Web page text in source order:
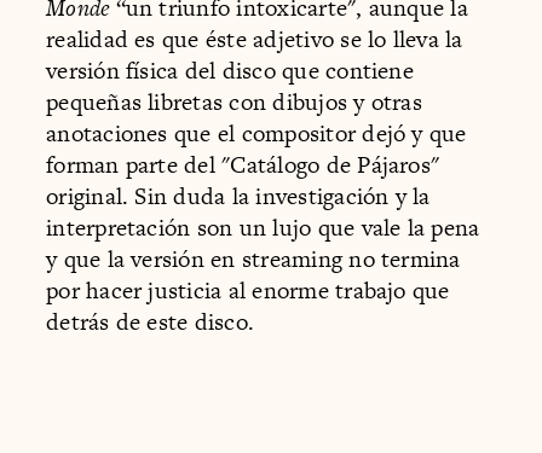
Monde“un triunfo intoxicarte", aunque la
realidad es que éste adjetivo se lo lleva la
versión física del disco que contiene
pequeñas libretas con dibujos y otras
anotaciones que el compositor dejó y que
forman parte del "Catálogo de Pájaros"
original. Sin duda la investigación y la
interpretación son un lujo que vale la pena
y que la versión en streaming no termina
por hacer justicia al enorme trabajo que
detrás de este disco.